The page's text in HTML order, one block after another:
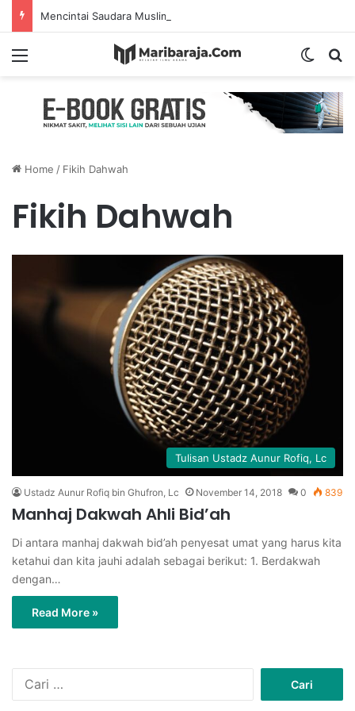
Home / Fikih Dahwah
Fikih Dahwah
Tulisan Ustadz Aunur Rofiq, Lc
Ustadz Aunur Rofiq bin Ghufron, Lc November 14, 2018 0 839
Manhaj Dakwah Ahli Bid’ah
Di antara manhaj dakwah bid’ah penyesat umat yang harus kita
ketahui dan kita jauhi adalah sebagai berikut: 1. Berdakwah
dengan…
Read More »